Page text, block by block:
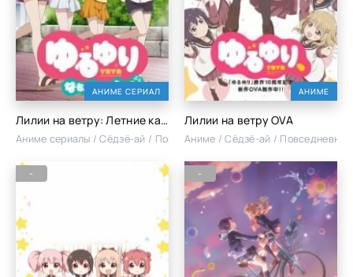
АНИМЕ СЕРИАЛ
Лилии на ветру: Летние каникулы!+
Аниме сериалы / Сёдзё-ай / Повседневность
АНИМЕ
Лилии на ветру OVA
Аниме / Сёдзё-ай /
- -